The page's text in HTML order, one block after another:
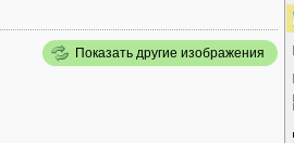
Показать другие изображения